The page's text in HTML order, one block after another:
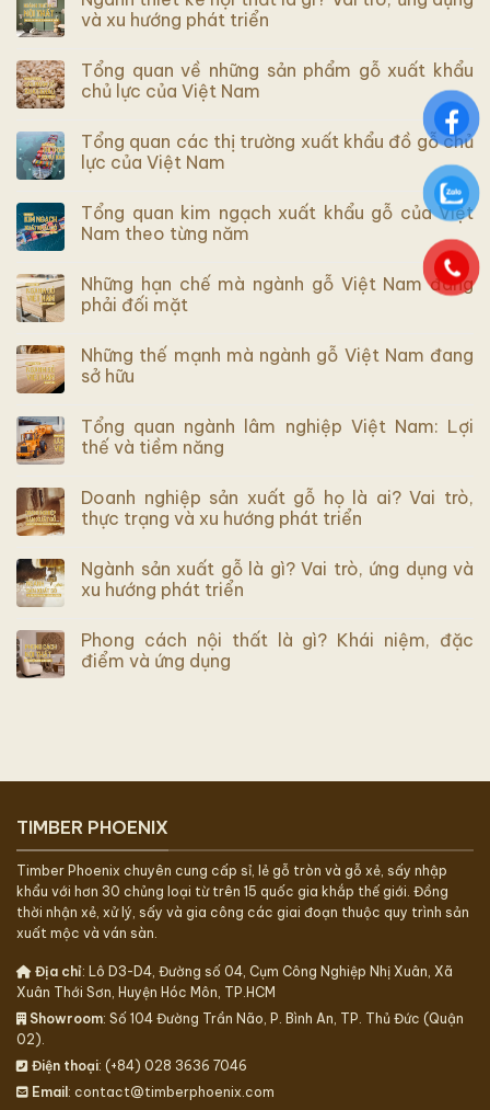
và xu hướng phát triển
Tổng quan về những sản phẩm gỗ xuất khẩu
chủ lực của Việt Nam
Tổng quan các thị trường xuất khẩu đồ gỗ chủ
lực của Việt Nam
Tổng quan kim ngạch xuất khẩu gỗ của Việt
Nam theo từng năm
Những hạn chế mà ngành gỗ Việt Nam đang
phải đối mặt
Những thế mạnh mà ngành gỗ Việt Nam đang
sở hữu
Tổng quan ngành lâm nghiệp Việt Nam: Lợi
thế và tiềm năng
Doanh nghiệp sản xuất gỗ họ là ai? Vai trò,
thực trạng và xu hướng phát triển
Ngành sản xuất gỗ là gì? Vai trò, ứng dụng và
xu hướng phát triển
Phong cách nội thất là gì? Khái niệm, đặc
điểm và ứng dụng
TIMBER PHOENIX
Timber Phoenix chuyên cung cấp sỉ, lẻ gỗ tròn và gỗ xẻ, sấy nhập
khẩu với hơn 30 chủng loại từ trên 15 quốc gia khắp thế giới. Đồng
thời nhận xẻ, xử lý, sấy và gia công các giai đoạn thuộc quy trình sản
xuất mộc và ván sàn.
Địa chỉ: Lô D3-D4, Đường số 04, Cụm Công Nghiệp Nhị Xuân, Xã
Xuân Thới Sơn, Huyện Hóc Môn, TP.HCM
Showroom: Số 104 Đường Trần Não, P. Bình An, TP. Thủ Đức (Quận
02).
Điện thoại: (+84) 028 3636 7046
Email : contact@timberphoenix.com